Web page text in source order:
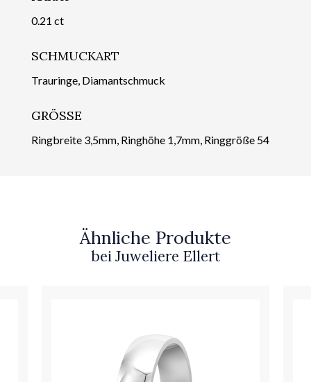
0.21 ct
SCHMUCKART
Trauringe, Diamantschmuck
GRÖSSE
Ringbreite 3,5mm, Ringhöhe 1,7mm, Ringgröße 54
Ähnliche Produkte
bei Juweliere Ellert